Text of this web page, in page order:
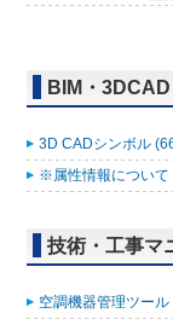
BIM・
3D CADシンボル
※属性情報について
技術・工事マ
空調機器管理ツー